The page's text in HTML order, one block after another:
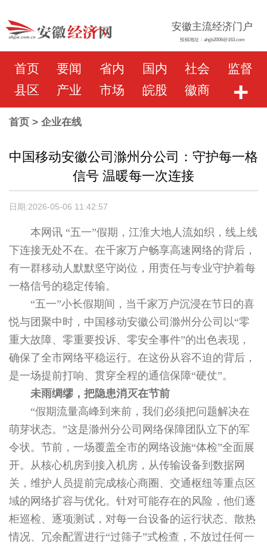
安徽主流经济门户
投稿地址：ahjjb2006@163.com
首页 要闻 省内 国内 社会
监督
县区
产业 市场 皖股 徽商 +
首页> 企业在线
中国移动安徽公司滁州分公司：守护每一格
信号 温暖每一次连接
日期:2026-05-06 11:42:57
本网讯 “五一”假期，江淮大地人流如织，线上线
下连接无处不在。在千家万户畅享高速网络的背后，
有一群移动人默默坚守岗位，用责任与专业守护着每
一格信号的稳定传输。
“五一”小长假期间，当千家万户沉浸在节日的喜
悦与团聚中时，中国移动安徽公司滁州分公司以“零
重大故障、零重要投诉、零安全事件”的出色表现，
确保了全市网络平稳运行。在这份从容不迫的背后，
是一场提前打响、贯穿全程的通信保障“硬仗”。
未雨绸缪，把隐患消灭在节前
“假期流量高峰到来前，我们必须把问题解决在
萌芽状态。”这是滁州分公司网络保障团队立下的军
令状。节前，一场覆盖全市的网络设施“体检”全面展
开。从核心机房到接入机房，从传输设备到数据网
关，维护人员提前完成核心商圈、交通枢纽等重点区
域的网络扩容与优化。针对可能存在的风险，他们逐
柜巡检、逐项测试，对每一台设备的运行状态、散热
情况、冗余配置进行“过筛子”式检查，不放过任何一